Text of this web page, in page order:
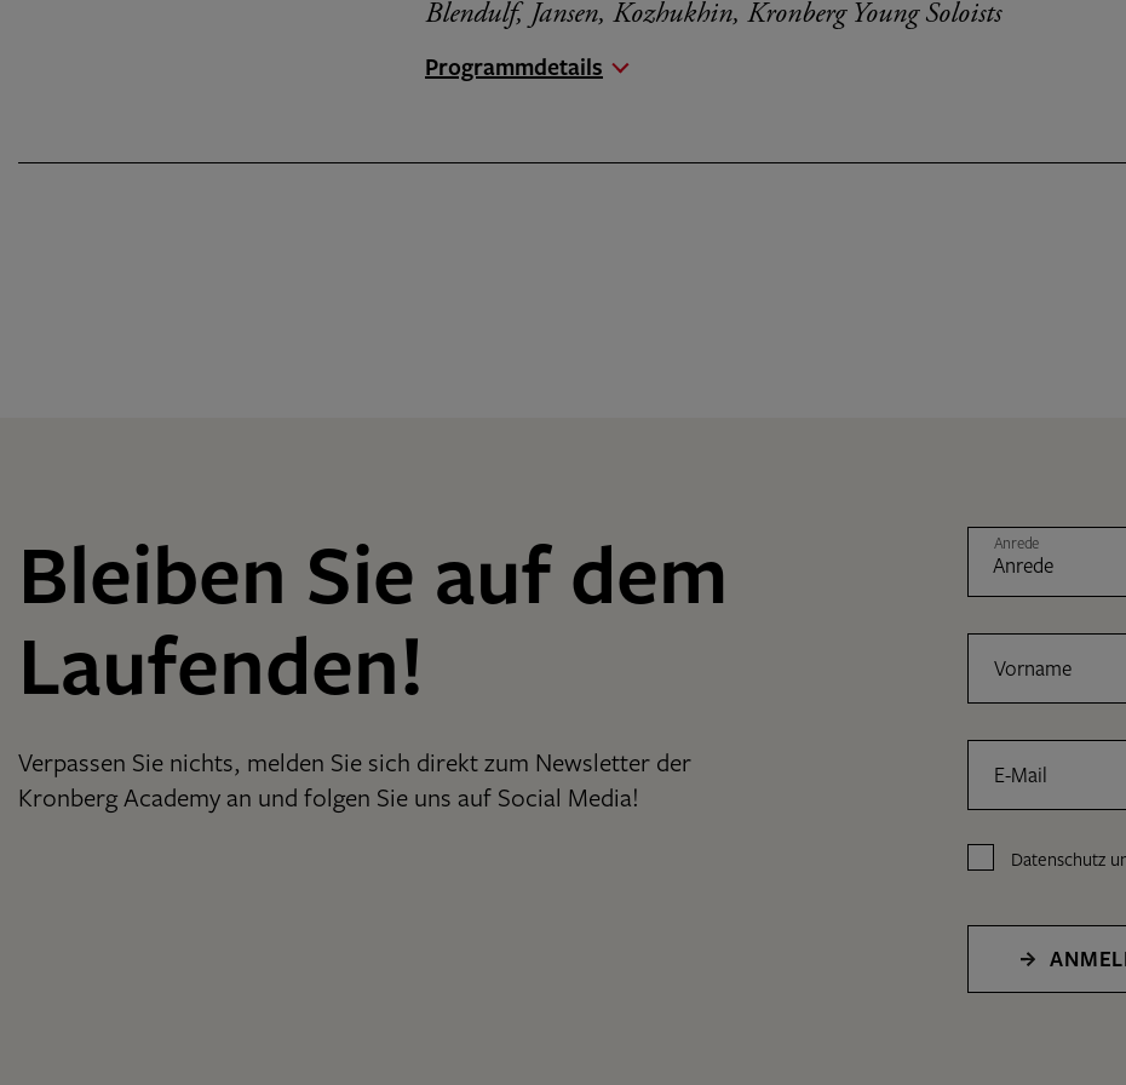
Blendulf, Jansen, Kozhukhin, Kronberg Young Soloists
Programmdetails
Bleiben Sie auf dem
Laufenden!
Verpassen Sie nichts, melden Sie sich direkt zum Newsletter der
Kronberg Academy an und folgen Sie uns auf Social Media!
Anrede
Vorname
E-Mail
Datenschutz